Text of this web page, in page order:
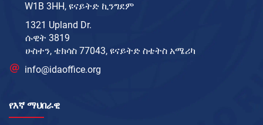
W1B 3HH, ዩናይትድ ኪንግደም
1321 Upland Dr.
ሱዊት 3819
ሁስተን, ቴክሳስ 77043, ዩናይትድ ስቴትስ አሜሪካ
info@idaoffice.org
የእኛ ማህበራዊ